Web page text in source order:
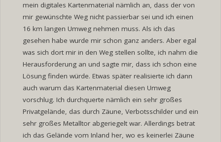
mein digitales Kartenmaterial nämlich an, dass der von
mir gewünschte Weg nicht passierbar sei und ich einen
16 km langen Umweg nehmen muss. Als ich das
gesehen habe wurde mir schon ganz anders. Aber egal
was sich dort mir in den Weg stellen sollte, ich nahm die
Herausforderung an und sagte mir, dass ich schon eine
Lösung finden würde. Etwas später realisierte ich dann
auch warum das Kartenmaterial diesen Umweg
vorschlug. Ich durchquerte nämlich ein sehr großes
Privatgelände, das durch Zäune, Verbotsschilder und ein
sehr großes Metalltor abgeriegelt war. Allerdings betrat
ich das Gelände vom Inland her, wo es keinerlei Zäune